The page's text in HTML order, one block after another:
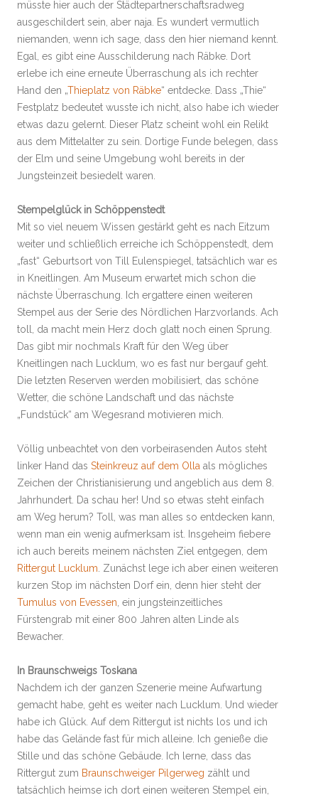
müsste hier auch der Städtepartnerschaftsradweg
ausgeschildert sein, aber naja. Es wundert vermutlich
niemanden, wenn ich sage, dass den hier niemand kennt.
Egal, es gibt eine Ausschilderung nach Räbke. Dort
erlebe ich eine erneute Überraschung als ich rechter
Hand den „Thieplatz von Räbke“ entdecke. Dass „Thie“
Festplatz bedeutet wusste ich nicht, also habe ich wieder
etwas dazu gelernt. Dieser Platz scheint wohl ein Relikt
aus dem Mittelalter zu sein. Dortige Funde belegen, dass
der Elm und seine Umgebung wohl bereits in der
Jungsteinzeit besiedelt waren.
Stempelglück in Schöppenstedt
Mit so viel neuem Wissen gestärkt geht es nach Eitzum
weiter und schließlich erreiche ich Schöppenstedt, dem
„fast“ Geburtsort von Till Eulenspiegel, tatsächlich war es
in Kneitlingen. Am Museum erwartet mich schon die
nächste Überraschung. Ich ergattere einen weiteren
Stempel aus der Serie des Nördlichen Harzvorlands. Ach
toll, da macht mein Herz doch glatt noch einen Sprung.
Das gibt mir nochmals Kraft für den Weg über
Kneitlingen nach Lucklum, wo es fast nur bergauf geht.
Die letzten Reserven werden mobilisiert, das schöne
Wetter, die schöne Landschaft und das nächste
„Fundstück“ am Wegesrand motivieren mich.
Völlig unbeachtet von den vorbeirasenden Autos steht
linker Hand das Steinkreuz auf dem Olla als mögliches
Zeichen der Christianisierung und angeblich aus dem 8.
Jahrhundert. Da schau her! Und so etwas steht einfach
am Weg herum? Toll, was man alles so entdecken kann,
wenn man ein wenig aufmerksam ist. Insgeheim fiebere
ich auch bereits meinem nächsten Ziel entgegen, dem
Rittergut Lucklum . Zunächst lege ich aber einen weiteren
kurzen Stop im nächsten Dorf ein, denn hier steht der
Tumulus von Evessen , ein jungsteinzeitliches
Fürstengrab mit einer 800 Jahren alten Linde als
Bewacher.
In Braunschweigs Toskana
Nachdem ich der ganzen Szenerie meine Aufwartung
gemacht habe, geht es weiter nach Lucklum. Und wieder
habe ich Glück. Auf dem Rittergut ist nichts los und ich
habe das Gelände fast für mich alleine. Ich genieße die
Stille und das schöne Gebäude. Ich lerne, dass das
Rittergut zum Braunschweiger Pilgerweg zählt und
tatsächlich heimse ich dort einen weiteren Stempel ein,